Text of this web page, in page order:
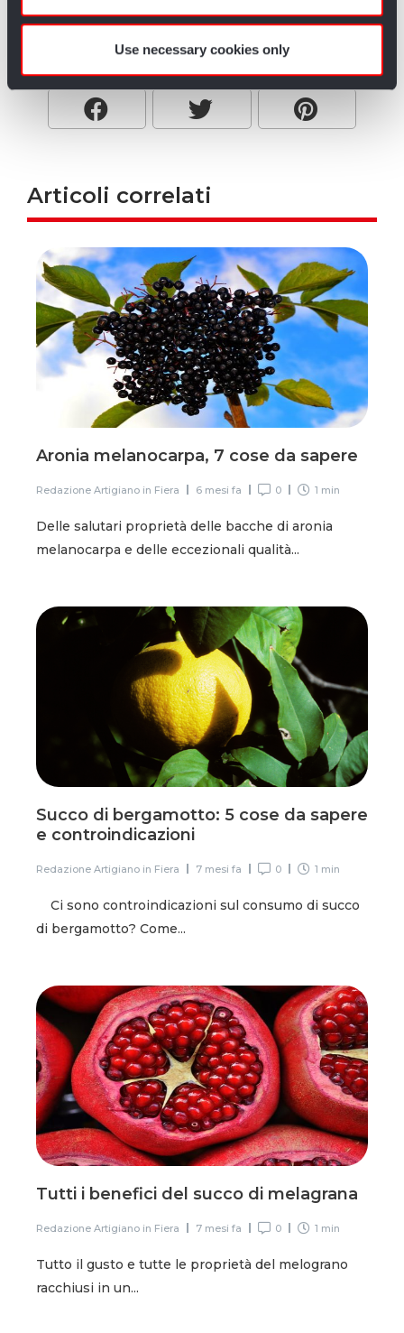
Use necessary cookies only
Articoli correlati
Aronia melanocarpa, 7 cose da sapere
Redazione Artigiano in Fiera 6 mesi fa 0 1 min
Delle salutari proprietà delle bacche di aronia
melanocarpa e delle eccezionali qualità...
Succo di bergamotto: 5 cose da sapere
e controindicazioni
Redazione Artigiano in Fiera 7 mesi fa 0 1 min
Ci sono controindicazioni sul consumo di succo
di bergamotto? Come...
Tutti i benefici del succo di melagrana
Redazione Artigiano in Fiera 7 mesi fa 0 1 min
Tutto il gusto e tutte le proprietà del melograno
racchiusi in un...